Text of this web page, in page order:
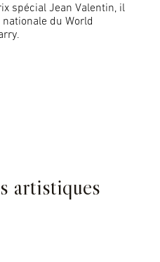
spécial Jean Valentin, il
du World
© Philippe Maupetit
artistiques